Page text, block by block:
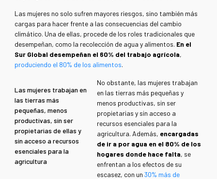
Las mujeres no solo sufren mayores riesgos, sino también más
cargas para hacer frente a las consecuencias del cambio
climático. Una de ellas, procede de los roles tradicionales que
desempeñan, como la recolección de agua y alimentos. En el
Sur Global desempeñan el 60% del trabajo agrícola,
produciendo el 80% de los alimentos.
Las mujeres trabajan en
las tierras más
pequeñas, menos
productivas, sin ser
propietarias de ellas y
sin acceso a recursos
esenciales para la
agricultura
No obstante, las mujeres trabajan
en las tierras más pequeñas y
menos productivas, sin ser
propietarias y sin acceso a
recursos esenciales para la
agricultura. Además, encargadas
de ir a por agua en el 80% de los
hogares donde hace falta, se
enfrentan a los efectos de su
escasez, con un30% más de